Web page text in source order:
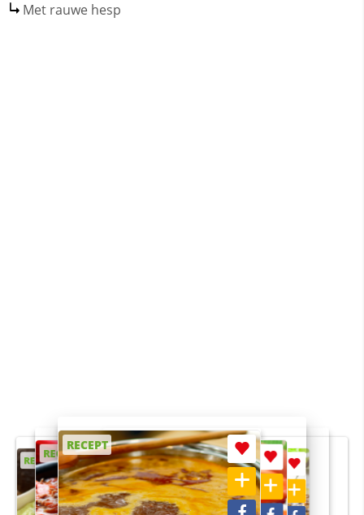
Met rauwe hesp
RECEPT
RECEPT
RECEPT
RECEPT
RECEPT